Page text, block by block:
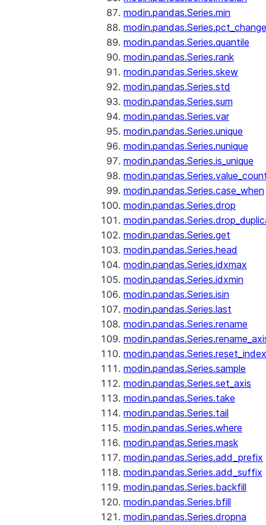
modin.pandas.Series.min
modin.pandas.Series.pct_change
modin.pandas.Series.quantile
modin.pandas.Series.rank
modin.pandas.Series.skew
modin.pandas.Series.std
modin.pandas.Series.sum
modin.pandas.Series.var
modin.pandas.Series.unique
modin.pandas.Series.nunique
modin.pandas.Series.is_unique
modin.pandas.Series.case_when
modin.pandas.Series.drop
modin.pandas.Series.get
modin.pandas.Series.head
modin.pandas.Series.idxmax
modin.pandas.Series.idxmin
modin.pandas.Series.isin
modin.pandas.Series.last
modin.pandas.Series.rename
modin.pandas.Series.reset_index
modin.pandas.Series.sample
modin.pandas.Series.set_axis
modin.pandas.Series.take
modin.pandas.Series.tail
modin.pandas.Series.where
modin.pandas.Series.mask
modin.pandas.Series.add_prefix
modin.pandas.Series.add_suffix
modin.pandas.Series.backfill
modin.pandas.Series.bfill
modin.pandas.Series.dropna